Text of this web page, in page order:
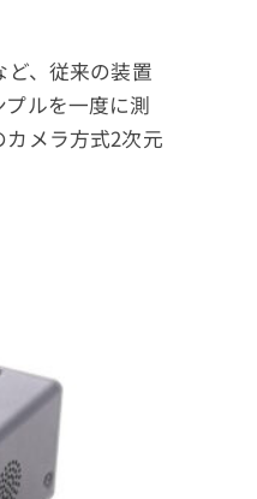
ど、従来の装置
ルを一度に測
メラ方式2次元